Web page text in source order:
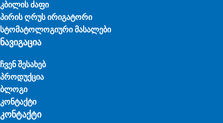
კბილის ძაფი
პირის ღრუს ირიგატორი
სტომატოლოგიური მასალები
ნავიგაცია
ჩვენ შესახებ
პროდუქცია
ბლოგი
კონტაქტი
კონტაქტი